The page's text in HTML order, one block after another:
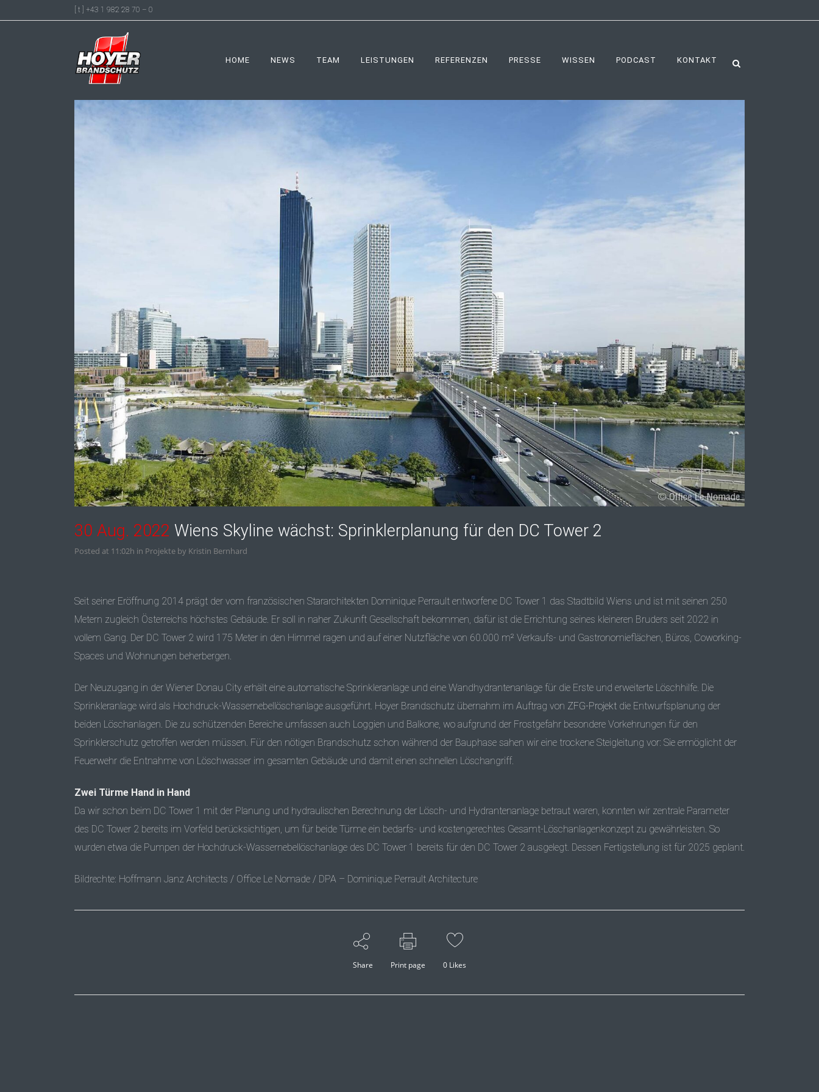
[ t ] +43 1 982 28 70 – 0
HOME NEWS TEAM LEISTUNGEN REFERENZEN PRESSE WISSEN PODCAST KONTAKT
30 Aug. 2022 Wiens Skyline wächst: Sprinklerplanung für den DC Tower 2
Posted at 11:02h in Projekte by Kristin Bernhard
Seit seiner Eröffnung 2014 prägt der vom französischen Stararchitekten Dominique Perrault entworfene DC Tower 1 das Stadtbild Wiens und ist mit seinen 250
Metern zugleich Österreichs höchstes Gebäude. Er soll in naher Zukunft Gesellschaft bekommen, dafür ist die Errichtung seines kleineren Bruders seit 2022 in
vollem Gang. Der DC Tower 2 wird 175 Meter in den Himmel ragen und auf einer Nutzfläche von 60.000 m² Verkaufs- und Gastronomieflächen, Büros, Coworking-
Spaces und Wohnungen beherbergen.
Der Neuzugang in der Wiener Donau City erhält eine automatische Sprinkleranlage und eine Wandhydrantenanlage für die Erste und erweiterte Löschhilfe. Die
Sprinkleranlage wird als Hochdruck-Wassernebellöschanlage ausgeführt. Hoyer Brandschutz übernahm im Auftrag von ZFG-Projekt die Entwurfsplanung der
beiden Löschanlagen. Die zu schützenden Bereiche umfassen auch Loggien und Balkone, wo aufgrund der Frostgefahr besondere Vorkehrungen für den
Sprinklerschutz getroffen werden müssen. Für den nötigen Brandschutz schon während der Bauphase sahen wir eine trockene Steigleitung vor: Sie ermöglicht der
Feuerwehr die Entnahme von Löschwasser im gesamten Gebäude und damit einen schnellen Löschangriff.
Zwei Türme Hand in Hand
Da wir schon beim DC Tower 1 mit der Planung und hydraulischen Berechnung der Lösch- und Hydrantenanlage betraut waren, konnten wir zentrale Parameter
des DC Tower 2 bereits im Vorfeld berücksichtigen, um für beide Türme ein bedarfs- und kostengerechtes Gesamt-Löschanlagenkonzept zu gewährleisten. So
wurden etwa die Pumpen der Hochdruck-Wassernebellöschanlage des DC Tower 1 bereits für den DC Tower 2 ausgelegt. Dessen Fertigstellung ist für 2025 geplant.
Bildrechte: Hoffmann Janz Architects / Office Le Nomade / DPA – Dominique Perrault Architecture
Share Print page 0 Likes